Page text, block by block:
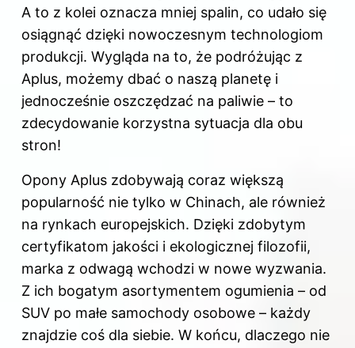
A to z kolei oznacza mniej spalin, co udało się
osiągnąć dzięki nowoczesnym technologiom
produkcji. Wygląda na to, że podróżując z
Aplus, możemy dbać o naszą planetę i
jednocześnie oszczędzać na paliwie – to
zdecydowanie korzystna sytuacja dla obu
stron!
Opony Aplus zdobywają coraz większą
popularność nie tylko w Chinach, ale również
na rynkach europejskich. Dzięki zdobytym
certyfikatom jakości i ekologicznej filozofii,
marka z odwagą wchodzi w nowe wyzwania.
Z ich bogatym asortymentem ogumienia – od
SUV po małe samochody osobowe – każdy
znajdzie coś dla siebie. W końcu, dlaczego nie